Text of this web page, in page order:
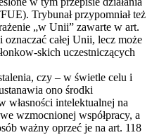
Trybunał przypomniał też
„w Unii” zawarte w art.
całej Unii, lecz może
skich uczestniczących
czy – w świetle celu i
ono środki
własności intelektualnej na
wzmocnionej współpracy, a
ważny oprzeć je na art. 118